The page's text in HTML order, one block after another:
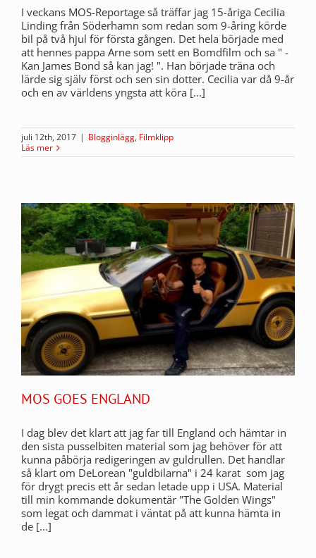
I veckans MOS-Reportage så träffar jag 15-åriga Cecilia
Linding från Söderhamn som redan som 9-åring körde
bil på två hjul för första gången. Det hela började med
att hennes pappa Arne som sett en Bomdfilm och sa " -
Kan James Bond så kan jag! ". Han började träna och
lärde sig själv först och sen sin dotter. Cecilia var då 9-år
och en av världens yngsta att köra [...]
juli 12th, 2017 | Blogginlägg, Filmklipp
Läs mer
MOS GOES ENGLAND
I dag blev det klart att jag far till England och hämtar in
den sista pusselbiten material som jag behöver för att
kunna påbörja redigeringen av guldrullen. Det handlar
så klart om DeLorean "guldbilarna" i 24 karat som jag
för drygt precis ett år sedan letade upp i USA. Material
till min kommande dokumentär "The Golden Wings"
som legat och dammat i väntat på att kunna hämta in
de [...]